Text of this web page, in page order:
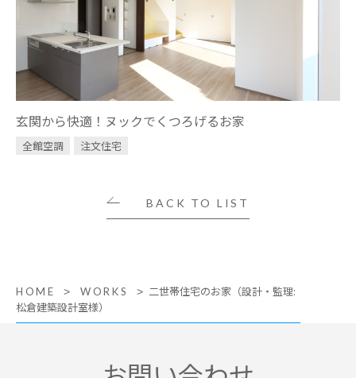
玄関から快適！ヌックでくつろげるお家
全館空調 注文住宅
BACK TO LIST
HOME WORKS
二世帯住宅のお家（設計・監理:
松倉建築設計室様）